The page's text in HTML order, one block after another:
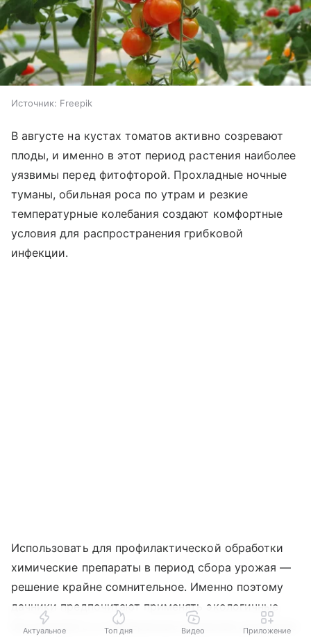
Источник: Freepik
В августе на кустах томатов активно созревают
плоды, и именно в этот период растения наиболее
уязвимы перед фитофторой. Прохладные ночные
туманы, обильная роса по утрам и резкие
температурные колебания создают комфортные
условия для распространения грибковой
инфекции.
Использовать для профилактической обработки
химические препараты в период сбора урожая —
решение крайне сомнительное. Именно поэтому
дачники предпочитают применять экологичные
биопрепараты и проверенные временем домашние
Актуальное Топ дня Видео Приложение